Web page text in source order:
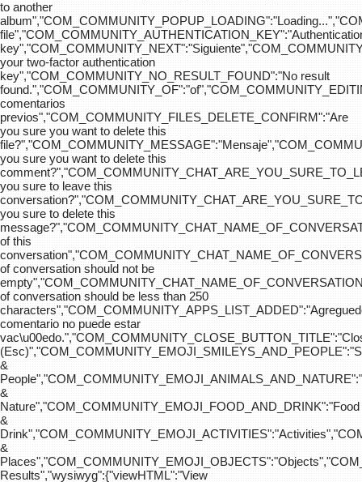
to another
your two-factor authentication
key","COM_COMMUNITY_NO_RESULT_FOUND":"No result
comentarios
previos","COM_COMMUNITY_FILES_DELETE_CONFIRM":"Are
you sure you want to delete this
you sure you want to delete this
you sure to leave this
you sure to delete this
of this
of conversation should not be
of conversation should be less than 250
comentario no puede estar
&
&
Nature","COM_COMMUNITY_EMOJI_FOOD_AND_DRINK":"Food
&
&
Results","wysiwyg":{"viewHTML":"View